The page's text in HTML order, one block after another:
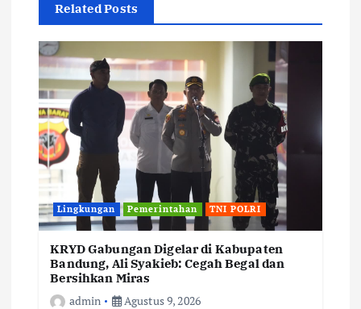
Related Posts
Lingkungan Pemerintahan TNI POLRI
KRYD Gabungan Digelar di Kabupaten
Bandung, Ali Syakieb: Cegah Begal dan
Bersihkan Miras
admin
Agustus 9, 2026